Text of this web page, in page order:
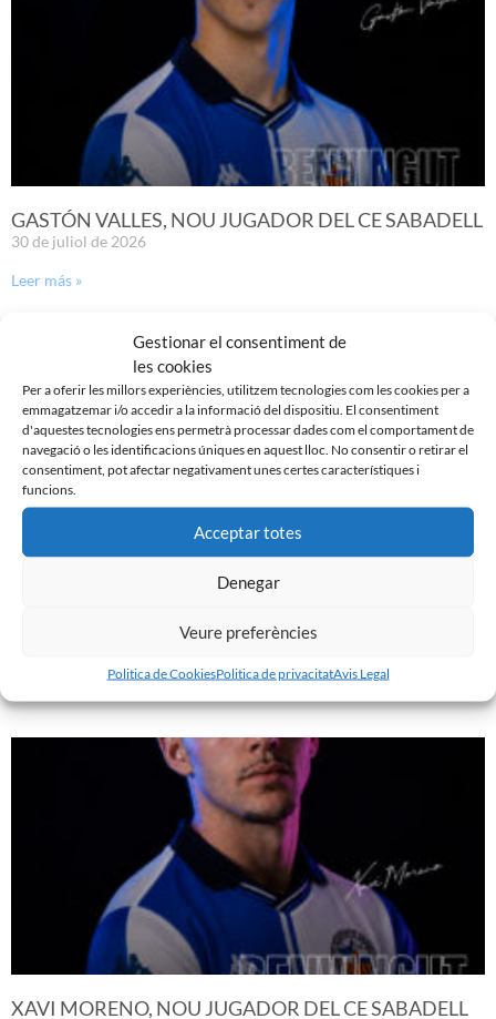
Gestionar el consentiment de
les cookies
Per a oferir les millors experiències, utilitzem tecnologies com les cookies per a
emmagatzemar i/o accedir a la informació del dispositiu. El consentiment
d'aquestes tecnologies ens permetrà processar dades com el comportament de
navegació o les identificacions úniques en aquest lloc. No consentir o retirar el
consentiment, pot afectar negativament unes certes característiques i
funcions.
Acceptar totes
Denegar
Veure preferències
Politica de CookiesPolitica de privacitatAvis Legal
GASTÓN VALLES, NOU JUGADOR DEL CE SABADELL
30 de juliol de 2026
Leer más »
TEMPORADA 26/27
XAVI MORENO, NOU JUGADOR DEL CE SABADELL